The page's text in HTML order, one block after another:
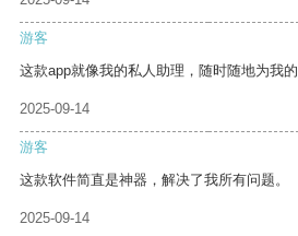
游客
这款app就像我的私人助理，随时随地为我的
2025-09-14
游客
这款软件简直是神器，解决了我所有问题。
2025-09-14